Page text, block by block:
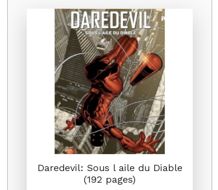
Promo
Daredevil: Sous l aile du Diable
(192 pages)